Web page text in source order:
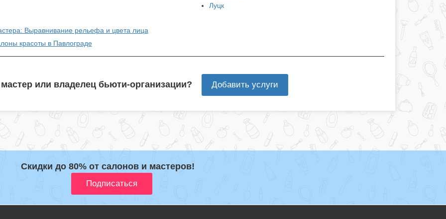
Луцк
Выравнивание рельефа и цвета лица
красоты в Павлограде
или владелец бьюти-организации? Добавить услуги
Скидки до 80% от салонов и мастеров!